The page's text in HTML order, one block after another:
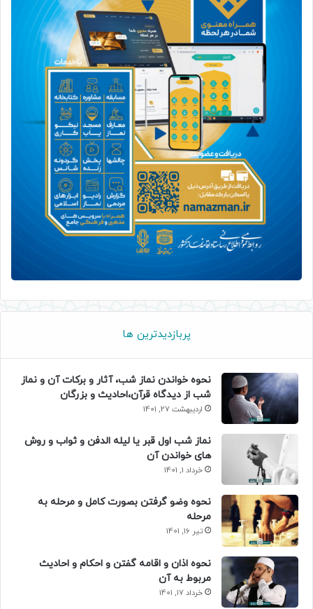
پربازدیدترین ها
نحوه خواندن نماز شب، آثار و برکات آن و نماز
شب از دیدگاه قرآن،احادیث و بزرگان
اردیبهشت 27, 1401
نماز شب اول قبر یا لیله الدفن و ثواب و روش
های خواندن آن
خرداد 1, 1401
نحوه وضو گرفتن بصورت کامل و مرحله به
مرحله
تیر 16, 1401
نحوه اذان و اقامه گفتن و احکام و احادیث
مربوط به آن
خرداد 17, 1401